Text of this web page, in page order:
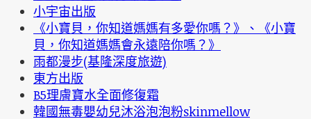
小宇宙出版
《小寶貝，你知道媽媽有多愛你嗎？》、《小寶
貝，你知道媽媽會永遠陪你嗎？》
雨都漫步(基隆深度旅遊)
東方出版
B5理膚寶水全面修復霜
韓國無毒嬰幼兒沐浴泡泡粉skinmellow